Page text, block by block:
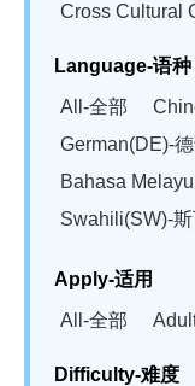
Cross Cultural
Language-语种
All-全部
German(DE)-
Bahasa
Swahili(SW)-
Apply-适用
All-全部
Difficulty-难度